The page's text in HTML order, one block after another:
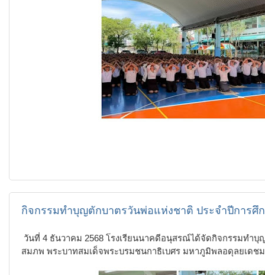
กิจกรรมทำบุญตักบาตรวันพ่อแห่งชาติ ประจำปีการศึ
วันที่ 4 ธันวาคม 2568 โรงเรียนนาคดีอนุสรณ์ได้จัดกิจกรรมทำ
สมภพ พระบาทสมเด็จพระบรมชนกาธิเบศร มหาภูมิพลอดุลยเด